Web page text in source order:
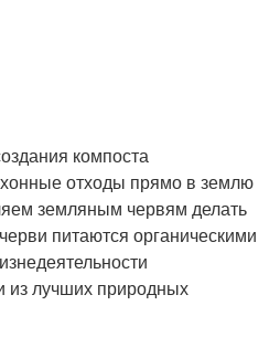
компоста
отходы прямо в землю
земляным червям делать
питаются органическими
из лучших природных